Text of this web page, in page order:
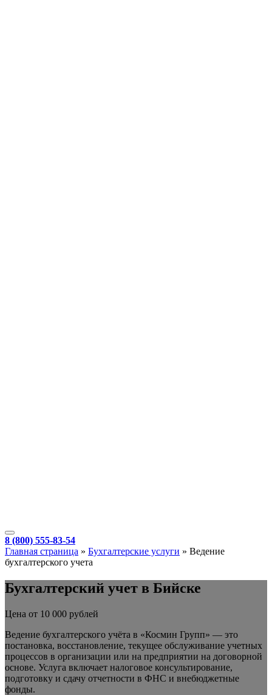
8 (800) 555-83-54
Главная страница » Бухгалтерские услуги » Ведение
бухгалтерского учета
Бухгалтерский учет в Бийске
Цена от 10 000 рублей
Ведение бухгалтерского учёта в «Космин Групп» — это
постановка, восстановление, текущее обслуживание учетных
процессов в организации или на предприятии на договорной
основе. Услуга включает налоговое консультирование,
подготовку и сдачу отчетности в ФНС и внебюджетные
фонды.